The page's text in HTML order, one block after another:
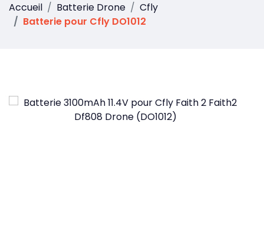
Accueil Batterie Drone
Cfly
Batterie pour Cfly DO1012